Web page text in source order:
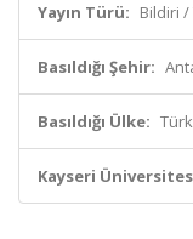
Yayın Türü: Bildiri
Basıldığı Şehir:
Basıldığı Ülke:
Kayseri